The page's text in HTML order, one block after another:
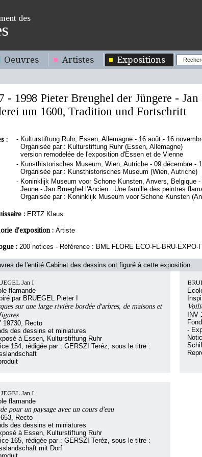
des
Oeuvres Artistes Expositions
- 1998 Pieter Breughel der Jüngere -
um 1600, Tradition und Fortschritt
: - Kulturstiftung Ruhr, Essen, Allemagne - 16 août - 16
Organisée par : Kulturstiftung Ruhr (Essen, Allemagne)
version remodelée de l'exposition d'Essen et de Vienne
- Kunsthistorisches Museum, Wien, Autriche - 09 décembre -
Organisée par : Kunsthistorisches Museum (Wien, Autriche)
- Koninklijk Museum voor Schone Kunsten, Anvers,
Jeune - Jan Brueghel l'Ancien : Une famille des peintres
Organisée par : Koninklijk Museum voor Schone Kunsten
: ERTZ Klaus
d'exposition : Artiste
: 200 notices - Référence : BML FLORE ECO-FL-BRU-EXPO-
de l'entité Cabinet des dessins ont figuré à cette exposition.
Jan I
flamande
par BRUEGEL Pieter I
sur une large rivière bordée d'arbres, de maisons et
19730, Recto
des dessins et miniatures
à Essen, Kulturstiftung Ruhr
154, rédigée par : GERSZI Teréz, sous le titre :
INV
-
Jan I
flamande
pour un paysage avec un cours d'eau
Recto
des dessins et miniatures
à Essen, Kulturstiftung Ruhr
165, rédigée par : GERSZI Teréz, sous le titre :
mit Dorf